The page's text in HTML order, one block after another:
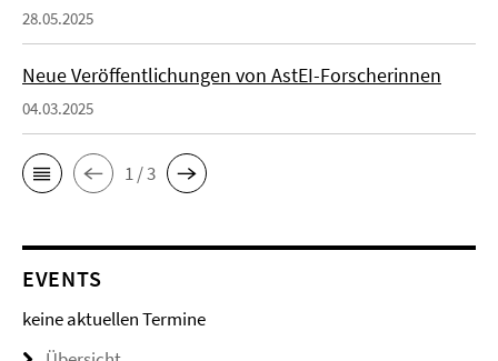
28.05.2025
Neue Veröffentlichungen von AstEI-Forscherinnen
04.03.2025
1 / 3
EVENTS
keine aktuellen Termine